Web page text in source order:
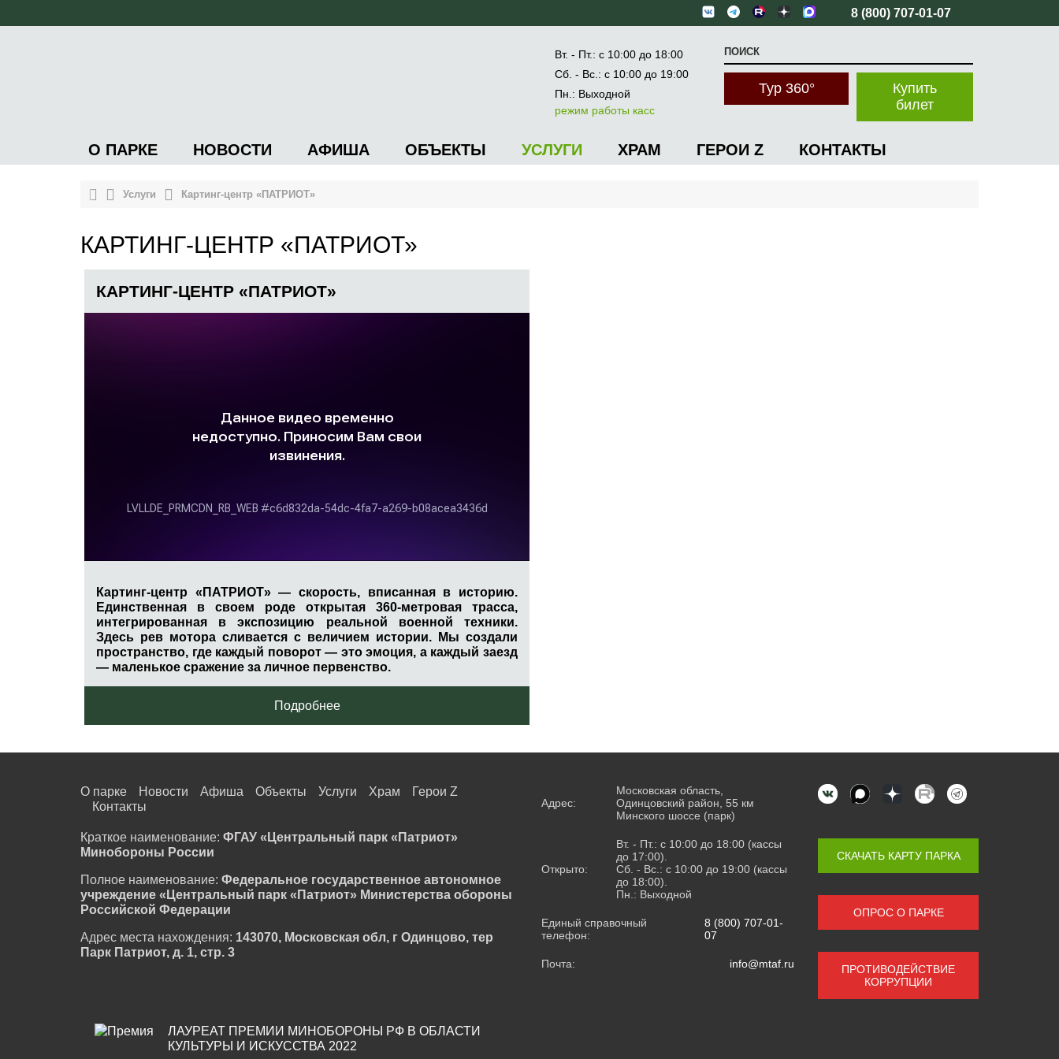
8 (800) 707-01-07
Вт. - Пт.: с 10:00 до 18:00
Сб. - Вс.: с 10:00 до 19:00
Пн.: Выходной
режим работы касс
Купить
билет
Тур 360°
О ПАРКЕ НОВОСТИ АФИША ОБЪЕКТЫ УСЛУГИ ХРАМ ГЕРОИ Z КОНТАКТЫ
Услуги Картинг-центр «ПАТРИОТ»
КАРТИНГ-ЦЕНТР «ПАТРИОТ»
КАРТИНГ-ЦЕНТР «ПАТРИОТ»
Картинг-центр «ПАТРИОТ» — скорость, вписанная в историю.
Единственная в своем роде открытая 360-метровая трасса,
интегрированная в экспозицию реальной военной техники.
Здесь рев мотора сливается с величием истории. Мы создали
пространство, где каждый поворот — это эмоция, а каждый заезд
— маленькое сражение за личное первенство.
Подробнее
О парке Новости Афиша Объекты Услуги Храм
Герои Z
Контакты
Краткое наименование: ФГАУ «Центральный парк «Патриот»
Минобороны России
Полное наименование: Федеральное государственное автономное
учреждение «Центральный парк «Патриот» Министерства обороны
Российской Федерации
Адрес места нахождения: 143070, Московская обл, г Одинцово, тер
Парк Патриот, д. 1, стр. 3
Адрес:
Московская область,
Одинцовский район, 55 км
Минского шоссе (парк)
Открыто:
Вт. - Пт.: с 10:00 до 18:00 (кассы
до 17:00).
Сб. - Вс.: с 10:00 до 19:00 (кассы
до 18:00).
Пн.: Выходной
Единый справочный
телефон:
8 (800) 707-01-
07
Почта: info@mtaf.ru
СКАЧАТЬ КАРТУ ПАРКА
ОПРОС О ПАРКЕ
ПРОТИВОДЕЙСТВИЕ
КОРРУПЦИИ
ЛАУРЕАТ ПРЕМИИ МИНОБОРОНЫ РФ В ОБЛАСТИ
КУЛЬТУРЫ И ИСКУССТВА 2022